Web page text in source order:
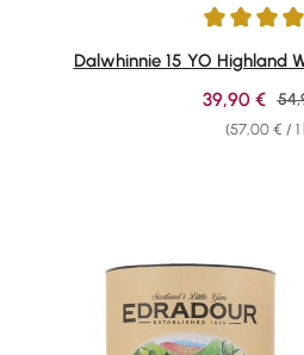
Average rating of 4.82 out of 5
Dalwhinnie 15 YO Highland
(57,00 € / 1
39,90 €